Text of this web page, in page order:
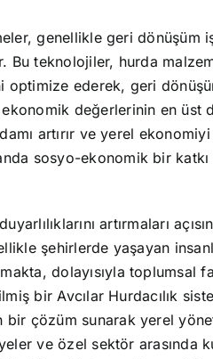
genellikle geri dönüşüm
Bu teknolojiler, hurda
optimize ederek, geri
değerlerinin en üst
artırır ve yerel
sosyo-ekonomik bir katkı
artırmaları
şehirlerde yaşayan
dolayısıyla toplumsal
bir Avcılar Hurdacılık
çözüm sunarak yerel
ve özel sektör arasında